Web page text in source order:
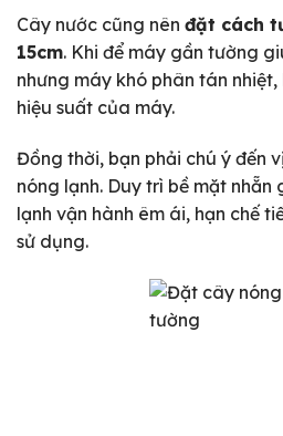
Cây nước cũng nên đặt cách
15cm. Khi để máy gần tường
nhưng máy khó phân tán
hiệu suất của máy.
Đồng thời, bạn phải chú ý đến
nóng lạnh. Duy trì bề mặt
lạnh vận hành êm ái, hạn chế
sử dụng.